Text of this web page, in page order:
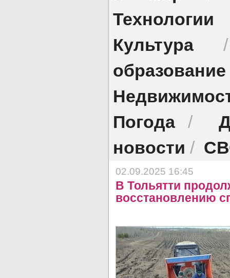
Технологии
Культура
образование
Погода/
новости /
02.09.2025 16:45
В Тольятти
восстановлению